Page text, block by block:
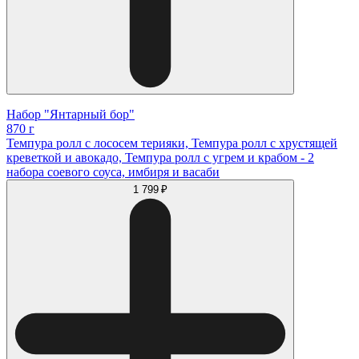
Набор "Янтарный бор"
870 г
Темпура ролл с лососем терияки, Темпура ролл с хрустящей
креветкой и авокадо, Темпура ролл с угрем и крабом - 2
набора соевого соуса, имбиря и васаби
1 799 ₽